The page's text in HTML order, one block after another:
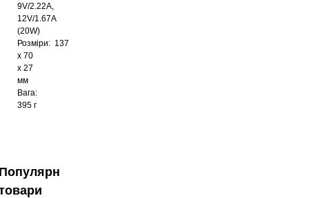
9V/2.22А,
12V/1.67А
(20W)
Розміри: 137
х 70
х 27
мм
Вага:
395 г